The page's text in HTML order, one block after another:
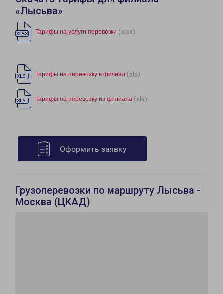
«Лысьва»
Тарифы на услуги перевозки (xlsx)
Тарифы на перевозку в филиал (xls)
Тарифы на перевозку из филиала (xls)
Оформить заявку
Грузоперевозки по маршруту Лысьва -
Москва (ЦКАД)